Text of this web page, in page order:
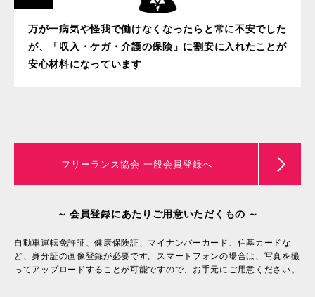
万が一病気や怪我で働けなくなったらと常に不安でした
が、「収入・ケガ・介護の保険」に割安に入れたことが
安心材料になっています
フリーランス協会 一般会員登録へ
～ 会員登録にあたりご用意いただくもの ～
自動車運転免許証、健康保険証、マイナンバーカード、住基カードな
ど、身分証の画像登録が必要です。スマートフォンの場合は、写真を撮
ってアップロードすることが可能ですので、お手元にご用意ください。